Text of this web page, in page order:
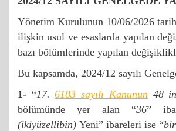
Yönetim Kurulunun 10/06/2026
ilişkin usul ve esaslarda yapılan
bazı bölümlerinde yapılan
Bu kapsamda, 2024/12 sayılı
1- “17.6183 sayılı Kanunun 48
bölümünde yer alan “36”
(ikiyüzellibin) Yeni” ibareleri ise “